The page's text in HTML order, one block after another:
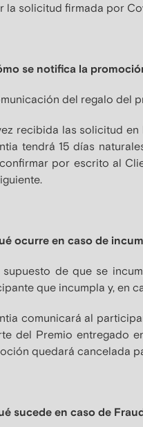
la solicitud firmada por
se notifica la
del regalo del
recibida las solicitud
tendrá 15 días
por escrito al
ocurre en caso de
supuesto de que se
que incumpla y, en
comunicará al
del Premio entregado
quedará cancelada
sucede en caso de